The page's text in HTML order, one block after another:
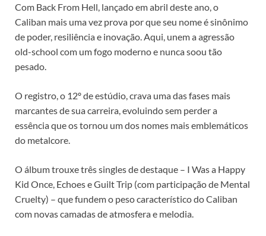
Com Back From Hell, lançado em abril deste ano, o
Caliban mais uma vez prova por que seu nome é sinônimo
de poder, resiliência e inovação. Aqui, unem a agressão
old-school com um fogo moderno e nunca soou tão
pesado.
O registro, o 12º de estúdio, crava uma das fases mais
marcantes de sua carreira, evoluindo sem perder a
essência que os tornou um dos nomes mais emblemáticos
do metalcore.
O álbum trouxe três singles de destaque – I Was a Happy
Kid Once, Echoes e Guilt Trip (com participação de Mental
Cruelty) – que fundem o peso característico do Caliban
com novas camadas de atmosfera e melodia.